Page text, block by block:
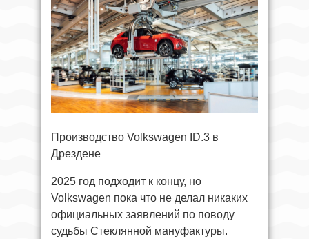
Производство Volkswagen ID.3 в
Дрездене
2025 год подходит к концу, но
Volkswagen пока что не делал никаких
официальных заявлений по поводу
судьбы Стеклянной мануфактуры.